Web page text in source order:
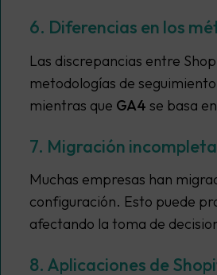
6. Diferencias en los
Las discrepancias entre
metodologías de
mientras que GA4 se basa
7. Migración
Muchas empresas han
configuración. Esto puede
afectando la toma de
8. Aplicaciones de